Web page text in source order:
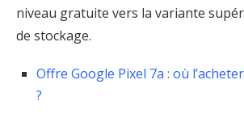
niveau gratuite vers la variante
de stockage.
Offre Google Pixel 7a : où
?